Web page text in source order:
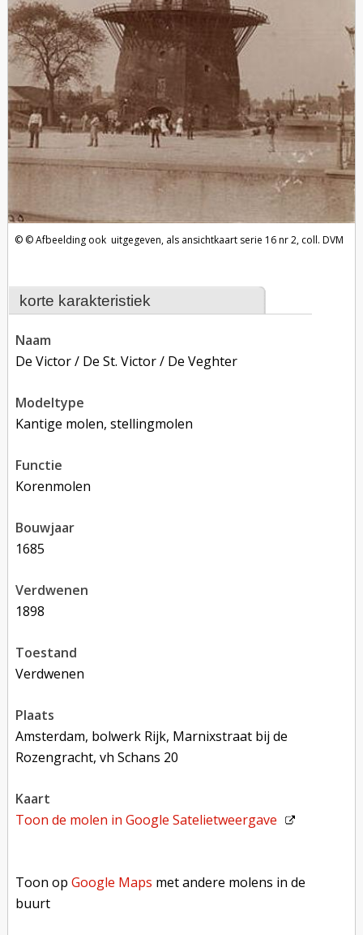
korte karakteristiek
naam
De Victor / De St. Victor / De Veghter
modeltype
Kantige molen, stellingmolen
functie
korenmolen
bouwjaar
1685
verdwenen
1898
toestand
verdwenen
plaats
Amsterdam, bolwerk Rijk, Marnixstraat bij de
Rozengracht, vh Schans 20
kaart
Toon de molen inGoogle Satelietweergave
Toon opGoogle Maps met andere molens in de
buurt
Afbeelding ook uitgegeven, als ansichtkaart serie 16 nr 2, coll. DVM